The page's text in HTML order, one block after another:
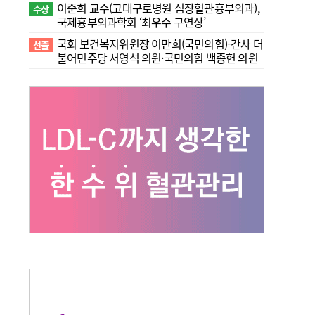
수상
이준희 교수(고대구로병원 심장혈관흉부외과),
국제흉부외과학회 ‘최우수 구연상’
선출 국회 보건복지위원장 이만희(국민의힘)-간사 더
불어민주당 서영석 의원·국민의힘 백종헌 의원